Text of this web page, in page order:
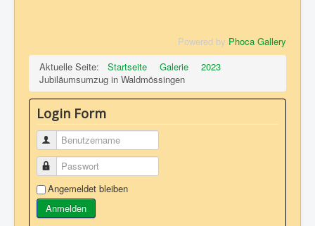
Powered by Phoca Gallery
Aktuelle Seite:
Startseite Galerie
2023
Jubiläumsumzug in Waldmössingen
Login Form
Benutzername
Passwort
Angemeldet bleiben
Anmelden